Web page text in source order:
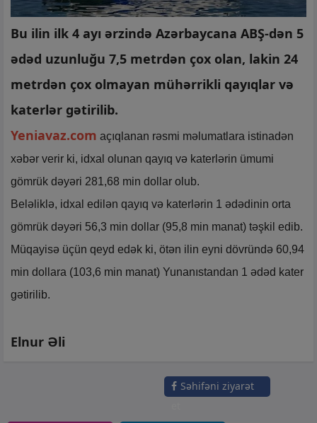
Bu ilin ilk 4 ayı ərzində Azərbaycana ABŞ-dən 5
ədəd uzunluğu 7,5 metrdən çox olan, lakin 24
metrdən çox olmayan mühərrikli qayıqlar və
katerlər gətirilib.
Yeniavaz.com açıqlanan rəsmi məlumatlara istinadən
xəbər verir ki, idxal olunan qayıq və katerlərin ümumi
gömrük dəyəri 281,68 min dollar olub.
Beləliklə, idxal edilən qayıq və katerlərin 1 ədədinin orta
gömrük dəyəri 56,3 min dollar (95,8 min manat) təşkil edib.
Müqayisə üçün qeyd edək ki, ötən ilin eyni dövründə 60,94
min dollara (103,6 min manat) Yunanıstandan 1 ədəd kater
gətirilib.
Elnur Əli
Səhifəni ziyarət